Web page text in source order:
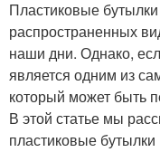
Пластиковые
распространенных
наши дни. Однако,
является одним из
который может быть
В этой статье мы
пластиковые